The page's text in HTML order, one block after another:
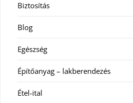
Biztosítás
Blog
Egészség
Építőanyag – lakberendezés
Étel-ital